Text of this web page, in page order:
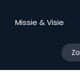
Missie & Visie